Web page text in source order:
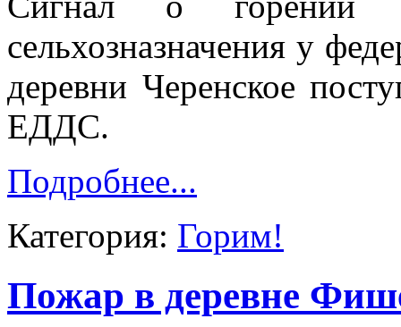
сельхозназначения у
деревни Черенское
ЕДДС.
Подробнее...
Категория: Горим!
Пожар в деревне